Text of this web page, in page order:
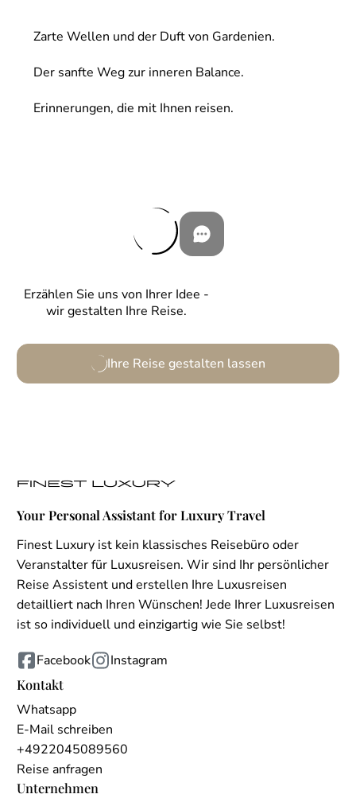
Erzählen Sie uns von Ihrer Idee -
wir gestalten Ihre Reise.
Ihre Reise gestalten lassen
Zarte Wellen und der Duft von Gardenien.
Der sanfte Weg zur inneren Balance.
Erinnerungen, die mit Ihnen reisen.
Your Personal Assistant for Luxury Travel
Finest Luxury ist kein klassisches Reisebüro oder
Veranstalter für Luxusreisen. Wir sind Ihr persönlicher
Reise Assistent und erstellen Ihre Luxusreisen
detailliert nach Ihren Wünschen! Jede Ihrer Luxusreisen
ist so individuell und einzigartig wie Sie selbst!
Facebook
Instagram
Kontakt
Whatsapp
E-Mail schreiben
+4922045089560
Reise anfragen
Unternehmen